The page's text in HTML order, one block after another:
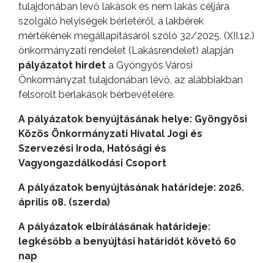
ÉRTÉKTÁRA
VÁROSUNKRÓL
LAKOSSÁGI
INFORMÁCIÓK
HASZNOS
KVÍZ
tulajdonában lévő lakások és nem lakás céljára
szolgáló helyiségek bérletéről, a lakbérek
mértékének megállapításáról szóló 32/2025. (XII.12.)
önkormányzati rendelet (Lakásrendelet) alapján
pályázatot hirdet a Gyöngyös Városi
Önkormányzat tulajdonában lévő, az alábbiakban
felsorolt bérlakások bérbevételére.
A pályázatok benyújtásának helye: Gyöngyösi
Közös Önkormányzati Hivatal Jogi és
Szervezési Iroda, Hatósági és
Vagyongazdálkodási Csoport
A pályázatok benyújtásának határideje: 2026.
április 08. (szerda)
A pályázatok elbírálásának határideje:
legkésőbb a benyújtási határidőt követő 60
nap